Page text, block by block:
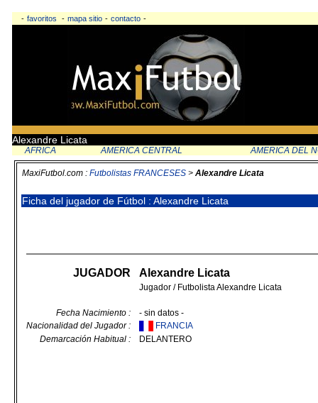
- favoritos - mapa sitio - contacto -
Alexandre Licata
AFRICA AMERICA CENTRAL AMERICA DEL
MaxiFutbol.com : Futbolistas FRANCESES > Alexandre Licata
Ficha del jugador de Fútbol : Alexandre Licata
JUGADOR Alexandre Licata
Jugador / Futbolista Alexandre Licata
Fecha Nacimiento :
- sin datos -
Nacionalidad del Jugador :
FRANCIA
Demarcación Habitual :
DELANTERO